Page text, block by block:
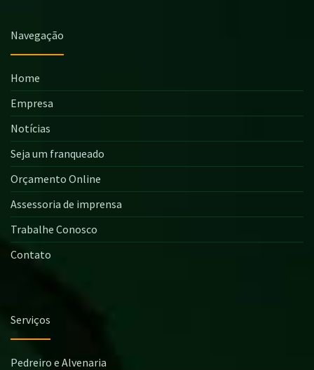
Navegação
Home
Empresa
Notícias
Seja um franqueado
Orçamento Online
Assessoria de imprensa
Trabalhe Conosco
Contato
Serviços
Pedreiro e Alvenaria